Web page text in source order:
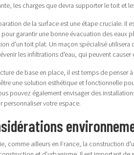
les charges que devra supporter le toit et
de la surface est une étape cruciale. Il
garantir une bonne évacuation des eaux
d'un toit plat. Un maçon spécialisé
les infiltrations d'eau, qui peuvent
de base en place, il est temps de penser
une solution esthétique et fonctionnelle
pouvez également envisager des
personnaliser votre espace.
comme ailleurs en France, la construction